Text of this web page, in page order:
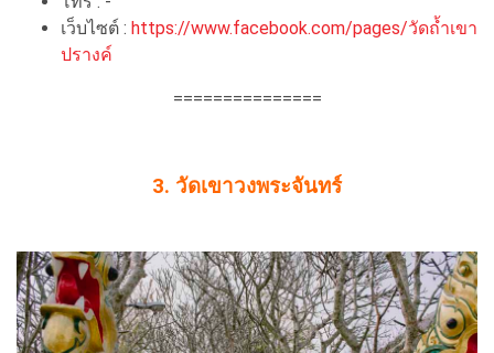
เว็บไซต์ : https://www.facebook.com/pages/วัดถ้ำเขา
ปรางค์
===============
3. วัดเขาวงพระจันทร์